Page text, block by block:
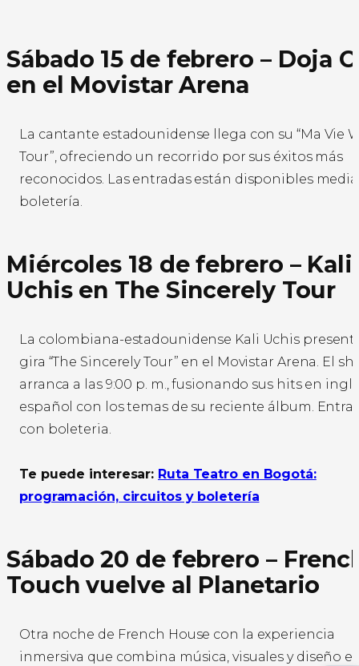
Sábado 15 de febrero – Doja
en el Movistar Arena
La cantante estadounidense llega con su “Ma Vie
Tour”, ofreciendo un recorrido por sus éxitos más
reconocidos. Las entradas están disponibles
boletería.
Miércoles 18 de febrero – Kali
Uchis en The Sincerely Tour
La colombiana-estadounidense Kali Uchis
gira “The Sincerely Tour” en el Movistar Arena. El
arranca a las 9:00 p. m., fusionando sus hits en
español con los temas de su reciente álbum.
con boleteria.
Te puede interesar: Ruta Teatro en Bogotá:
programación, circuitos y boletería
Sábado 20 de febrero –
Touch vuelve al Planetario
Otra noche de French House con la experiencia
inmersiva que combina música, visuales y diseño